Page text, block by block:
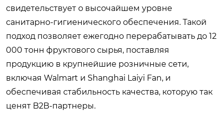
свидетельствует о высочайшем уровне
санитарно-гигиенического обеспечения. Такой
подход позволяет ежегодно перерабатывать до 12
000 тонн фруктового сырья, поставляя
продукцию в крупнейшие розничные сети,
включая Walmart и Shanghai Laiyi Fan, и
обеспечивая стабильность качества, которую так
ценят B2B-партнеры.